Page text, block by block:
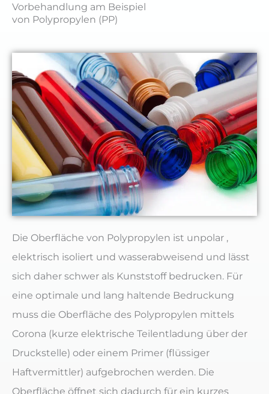
Vorbehandlung am Beispiel
von Polypropylen (PP)
Die Oberfläche von Polypropylen ist unpolar ,
elektrisch isoliert und wasserabweisend und lässt
sich daher schwer als Kunststoff bedrucken. Für
eine optimale und lang haltende Bedruckung
muss die Oberfläche des Polypropylen mittels
Corona (kurze elektrische Teilentladung über der
Druckstelle) oder einem Primer (flüssiger
Haftvermittler) aufgebrochen werden. Die
Oberfläche öffnet sich dadurch für ein kurzes